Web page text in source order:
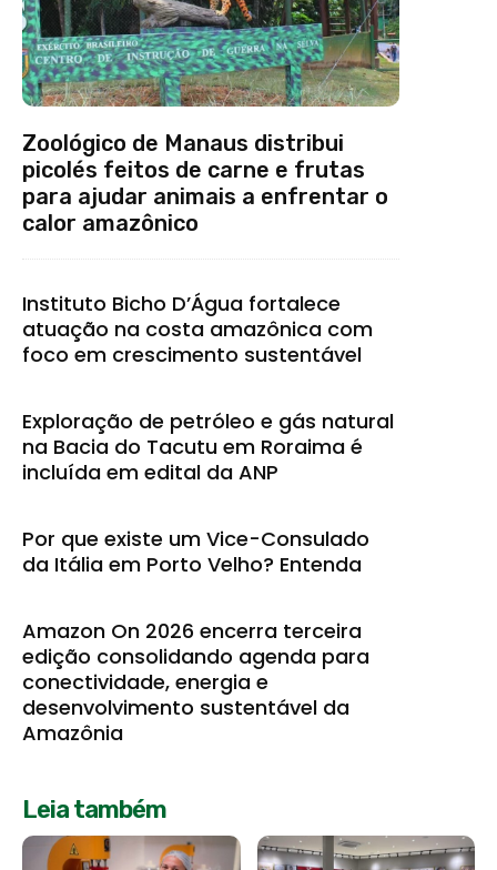
Zoológico de Manaus distribui
picolés feitos de carne e frutas
para ajudar animais a enfrentar o
calor amazônico
Instituto Bicho D’Água fortalece
atuação na costa amazônica com
foco em crescimento sustentável
Exploração de petróleo e gás natural
na Bacia do Tacutu em Roraima é
incluída em edital da ANP
Por que existe um Vice-Consulado
da Itália em Porto Velho? Entenda
Amazon On 2026 encerra terceira
edição consolidando agenda para
conectividade, energia e
desenvolvimento sustentável da
Amazônia
Leia também